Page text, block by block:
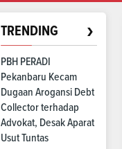
TRENDING ›
PBH PERADI
Pekanbaru Kecam
Dugaan Arogansi Debt
Collector terhadap
Advokat, Desak Aparat
Usut Tuntas